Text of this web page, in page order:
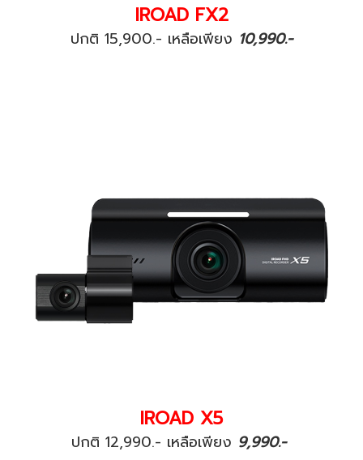
IROAD FX2
ปกติ 15,900.- เหลือเพียง 10,990.-
IROAD X5
ปกติ 12,990.- เหลือเพียง 9,990.-